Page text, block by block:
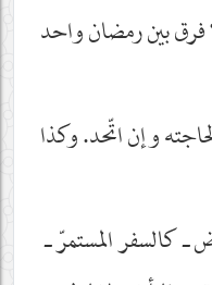
فرق بين رمضان واحد
وإن اتّحد. وكذا
ـ كالسفر المستمرّ ـ